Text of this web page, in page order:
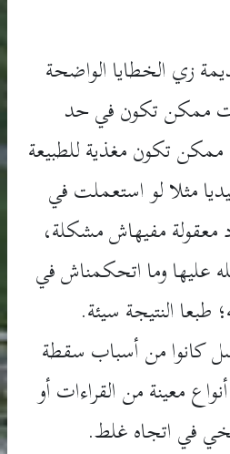
زي الخطايا الواضحة
ممكن تكون في حد
تكون مغذية للطبيعة
مثلا لو استعملت في
مفيهاش مشكلة،
عليها وما اتحكمناش في
طبعا النتيجة سيئة.
كانوا من أسباب سقطة
معينة من القراءات أو
في اتجاه غلط.